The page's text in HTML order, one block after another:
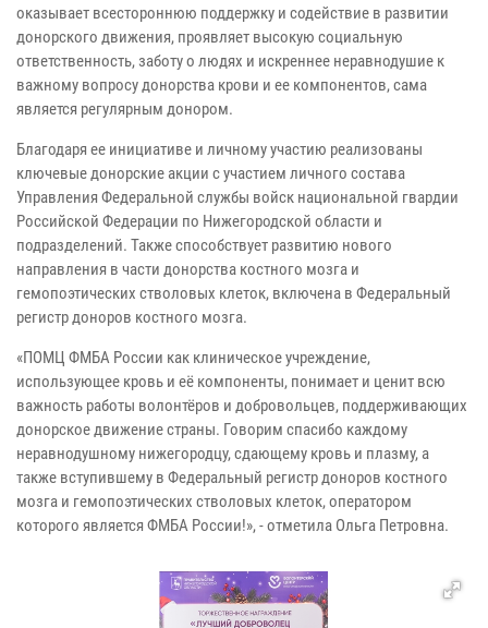
оказывает всестороннюю поддержку и содействие в развитии
донорского движения, проявляет высокую социальную
ответственность, заботу о людях и искреннее неравнодушие к
важному вопросу донорства крови и ее компонентов, сама
является регулярным донором.
Благодаря ее инициативе и личному участию реализованы
ключевые донорские акции с участием личного состава
Управления Федеральной службы войск национальной гвардии
Российской Федерации по Нижегородской области и
подразделений. Также способствует развитию нового
направления в части донорства костного мозга и
гемопоэтических стволовых клеток, включена в Федеральный
регистр доноров костного мозга.
«ПОМЦ ФМБА России как клиническое учреждение,
использующее кровь и её компоненты, понимает и ценит всю
важность работы волонтёров и добровольцев, поддерживающих
донорское движение страны. Говорим спасибо каждому
неравнодушному нижегородцу, сдающему кровь и плазму, а
также вступившему в Федеральный регистр доноров костного
мозга и гемопоэтических стволовых клеток, оператором
которого является ФМБА России!», - отметила Ольга Петровна.